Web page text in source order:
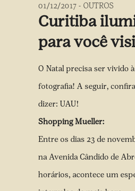
01/12/2017 - OUTROS
Curitiba
para você
O Natal precisa ser vivido
fotografia! A seguir,
dizer: UAU!
Shopping Mueller:
Entre os dias 23 de
na Avenida Cândido de
horários, acontece um